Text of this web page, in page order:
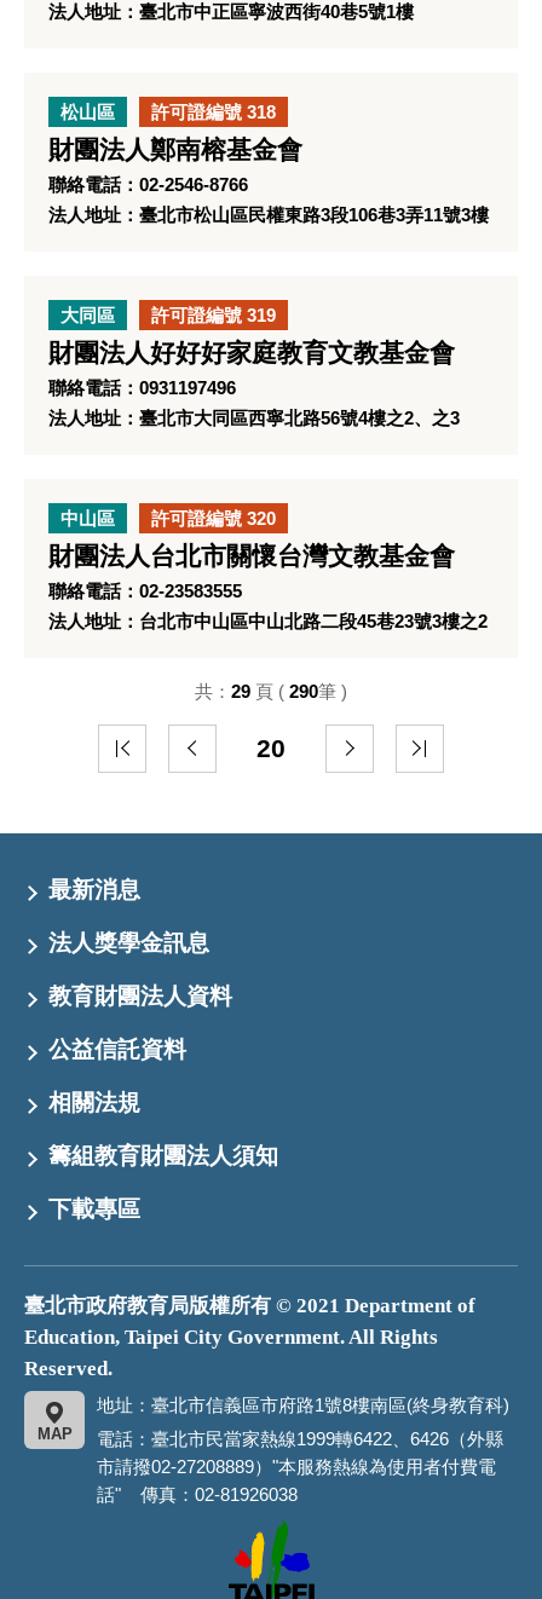
法人地址：臺北市中正區寧波西街40巷5號1樓
松山區 許可證編號 318
財團法人鄭南榕基金會
聯絡電話：02-2546-8766
法人地址：臺北市松山區民權東路3段106巷3弄11號3樓
大同區 許可證編號 319
財團法人好好好家庭教育文教基金會
聯絡電話：0931197496
法人地址：臺北市大同區西寧北路56號4樓之2、之3
中山區 許可證編號 320
財團法人台北市關懷台灣文教基金會
聯絡電話：02-23583555
法人地址：台北市中山區中山北路二段45巷23號3樓之2
20
共： 29 頁 ( 290筆 )
最新消息
法人獎學金訊息
教育財團法人資料
公益信託資料
相關法規
籌組教育財團法人須知
下載專區
臺北市政府教育局版權所有 © 2021 Department of
Education, Taipei City Government. All Rights
Reserved.
地址：臺北市信義區市府路1號8樓南區(終身教育科)
MAP
電話：臺北市民當家熱線1999轉6422、6426（外縣
市請撥02-27208889）"本服務熱線為使用者付費電
話" 傳真：02-81926038
市
政